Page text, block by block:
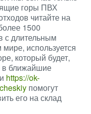
горы ПВХ
читайте на
1500
с длительным
используется
который будет,
в ближайшие
https://ok-
помогут
его на склад